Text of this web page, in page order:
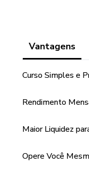
Vantagens
Curso Simples e
Rendimento
Maior Liquidez
Opere Você